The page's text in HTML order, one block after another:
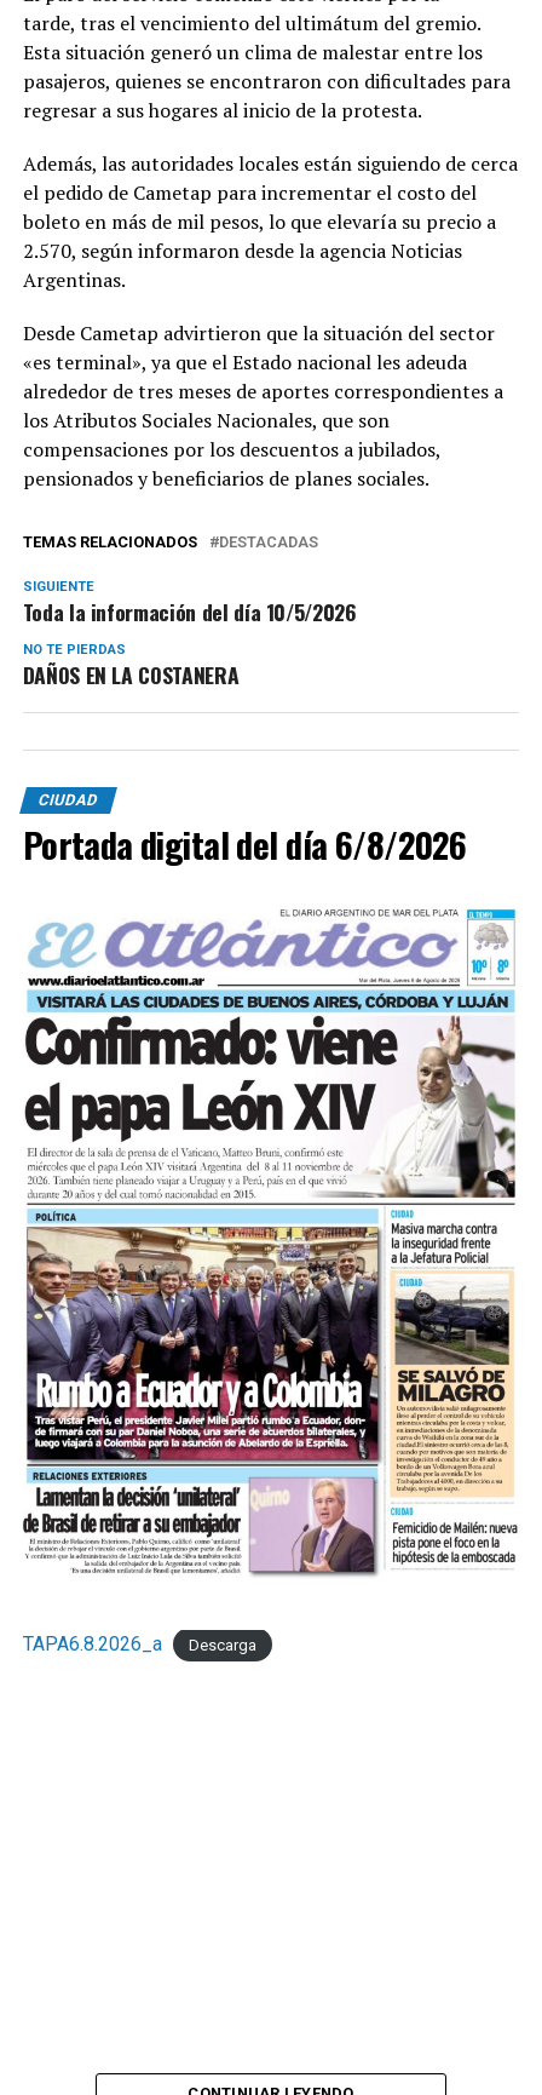
tarde, tras el vencimiento del ultimátum del gremio.
Esta situación generó un clima de malestar entre los
pasajeros, quienes se encontraron con dificultades para
regresar a sus hogares al inicio de la protesta.
Además, las autoridades locales están siguiendo de cerca
el pedido de Cametap para incrementar el costo del
boleto en más de mil pesos, lo que elevaría su precio a
2.570, según informaron desde la agencia Noticias
Argentinas.
Desde Cametap advirtieron que la situación del sector
«es terminal», ya que el Estado nacional les adeuda
alrededor de tres meses de aportes correspondientes a
los Atributos Sociales Nacionales, que son
compensaciones por los descuentos a jubilados,
pensionados y beneficiarios de planes sociales.
TEMAS RELACIONADOS DESTACADAS
SIGUIENTE
Toda la información del día 10/5/2026
NO TE PIERDAS
DAÑOS EN LA COSTANERA
CIUDAD
Portada digital del día 6/8/2026
TAPA6.8.2026_a Descarga